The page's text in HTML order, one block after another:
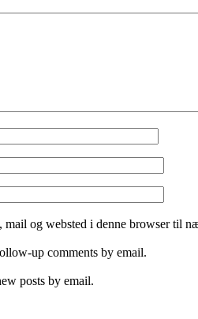
mail og websted i denne browser til
up comments by email.
posts by email.